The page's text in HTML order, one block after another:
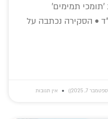
תמימים'
• הסקירה נכתבה על
7, 2025)) אין תגובות